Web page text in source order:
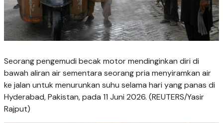
Seorang pengemudi becak motor mendinginkan diri di
bawah aliran air sementara seorang pria menyiramkan air
ke jalan untuk menurunkan suhu selama hari yang panas di
Hyderabad, Pakistan, pada 11 Juni 2026. (REUTERS/Yasir
Rajput)